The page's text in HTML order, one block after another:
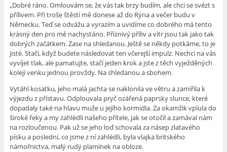
„Dobré ráno. Omlouvám se, že vás tak brzy budím, ale chci se svézt s
přílivem. Při troše štěstí mě donese až do Rýna a večer budu v
Německu. Teď se odvážu a vyrazím a uvidíme co dobrého má tento
krásný den pro mě nachystáno. Příznivý příliv a vítr jsou tak jako tak
dobrých začátkem. Zase na shledanou. Ještě se někdy potkáme, to je
jisté. Stačí, když budete následovat ten včerejší impulz. Nechci na vás
vyvíjet tlak, ale pamatujte, stačí jeden krok a jste z těch vyježděných
kolejí venku jednou provždy. Na shledanou a sbohem.
Vytáhl kosatku, jeho malá jachta se naklonila ve větru a zamířila k
výjezdu z přístavu. Odplouvala pryč ozářená paprsky slunce, které
dopadaly také na hlavu muže u jejího kormidla. Za okamžik vplula do
široké řeky a my zahlédli našeho přítele, jak se otočil a zamával nám
na rozloučenou. Pak už se jeho loď schovala za násep zlatavého
písku a poslední, co jsme z ní zahlédli, byla vlajka britského
námořnictva, malý rudý plamínek na obloze.